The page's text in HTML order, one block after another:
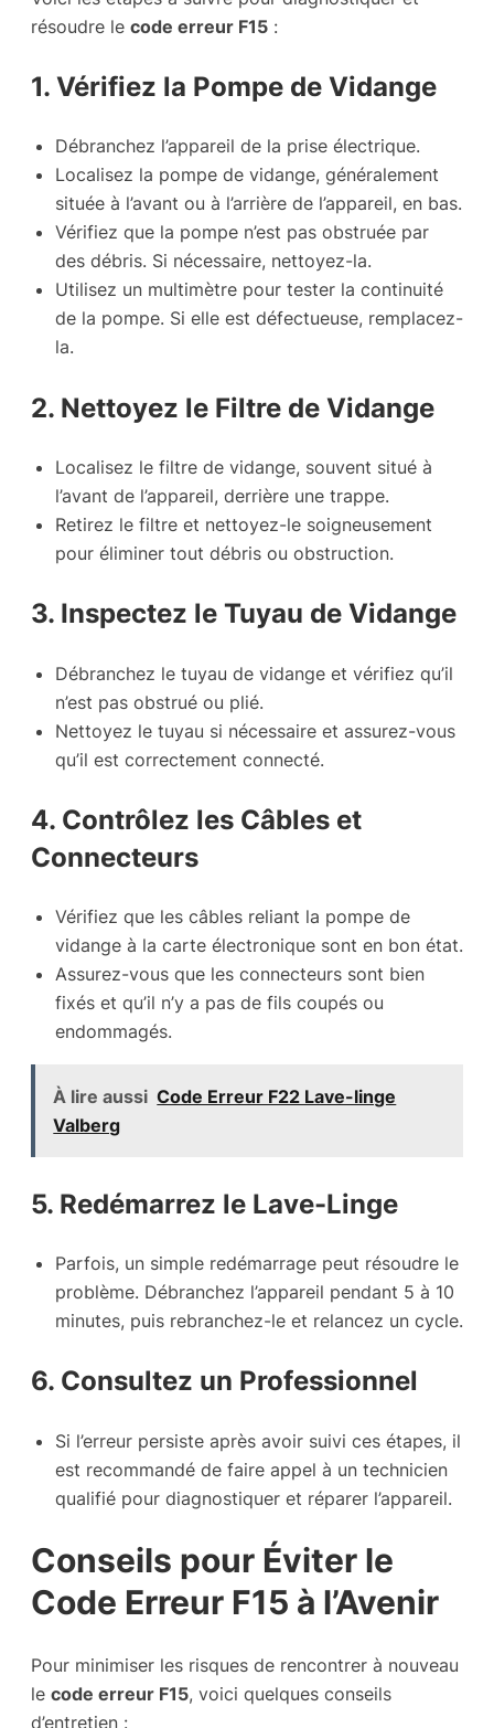
résoudre le code erreur F15 :
1. Vérifiez la Pompe de Vidange
Débranchez l’appareil de la prise électrique.
Localisez la pompe de vidange, généralement
située à l’avant ou à l’arrière de l’appareil, en bas.
Vérifiez que la pompe n’est pas obstruée par
des débris. Si nécessaire, nettoyez-la.
Utilisez un multimètre pour tester la continuité
de la pompe. Si elle est défectueuse, remplacez-
la.
2. Nettoyez le Filtre de Vidange
Localisez le filtre de vidange, souvent situé à
l’avant de l’appareil, derrière une trappe.
Retirez le filtre et nettoyez-le soigneusement
pour éliminer tout débris ou obstruction.
3. Inspectez le Tuyau de Vidange
Débranchez le tuyau de vidange et vérifiez qu’il
n’est pas obstrué ou plié.
Nettoyez le tuyau si nécessaire et assurez-vous
qu’il est correctement connecté.
4. Contrôlez les Câbles et
Connecteurs
Vérifiez que les câbles reliant la pompe de
vidange à la carte électronique sont en bon état.
Assurez-vous que les connecteurs sont bien
fixés et qu’il n’y a pas de fils coupés ou
endommagés.
À lire aussi Code Erreur F22 Lave-linge
Valberg
5. Redémarrez le Lave-Linge
Parfois, un simple redémarrage peut résoudre le
problème. Débranchez l’appareil pendant 5 à 10
minutes, puis rebranchez-le et relancez un cycle.
6. Consultez un Professionnel
Si l’erreur persiste après avoir suivi ces étapes, il
est recommandé de faire appel à un technicien
qualifié pour diagnostiquer et réparer l’appareil.
Conseils pour Éviter le
Code Erreur F15 à l’Avenir
Pour minimiser les risques de rencontrer à nouveau
le code erreur F15, voici quelques conseils
d’entretien :